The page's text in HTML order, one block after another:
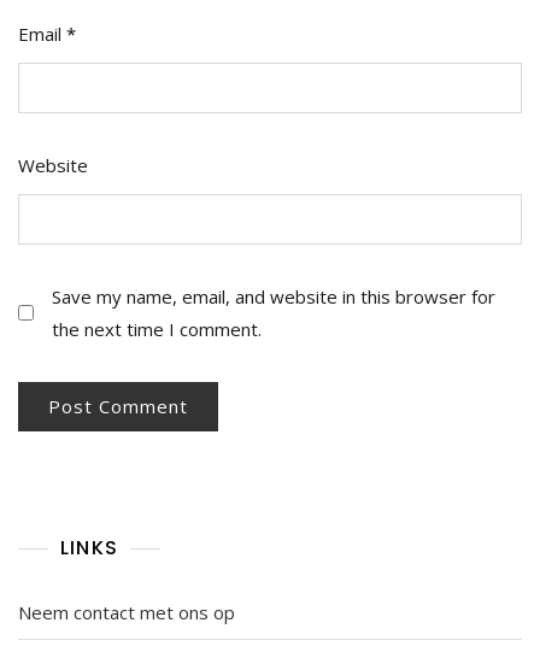
Email *
Website
Save my name, email, and website in this browser for
the next time I comment.
LINKS
Neem contact met ons op